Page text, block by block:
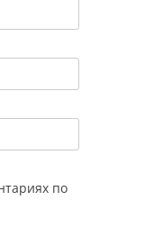
по